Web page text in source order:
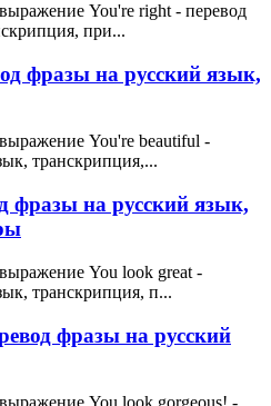
You're right - перевод
при...
фразы на русский язык,
You're beautiful -
транскрипция,...
фразы на русский язык,
You look great -
транскрипция, п...
фразы на русский